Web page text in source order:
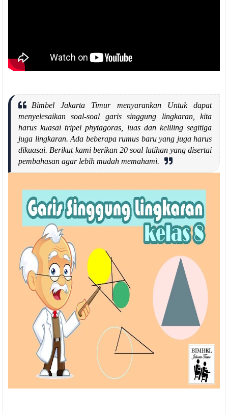
Bimbel Jakarta Timur menyarankan Untuk dapat
menyelesaikan soal-soal garis singgung lingkaran, kita
harus kuasai tripel phytagoras, luas dan keliling segitiga
juga lingkaran. Ada beberapa rumus baru yang juga harus
dikuasai. Berikut kami berikan 20 soal latihan yang disertai
pembahasan agar lebih mudah memahami.